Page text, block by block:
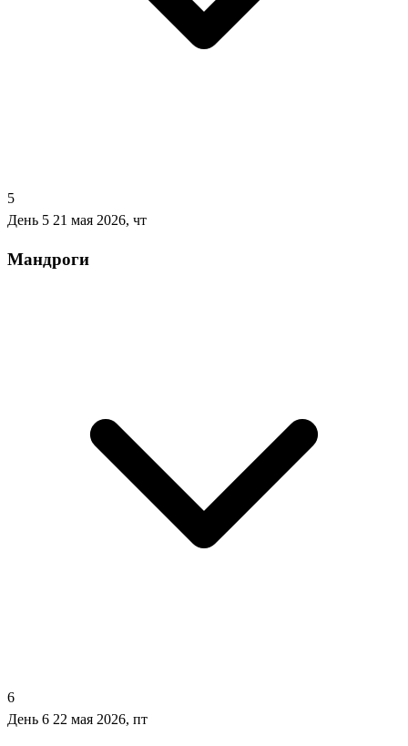
5
День 5 21 мая 2026, чт
Мандроги
6
День 6 22 мая 2026, пт